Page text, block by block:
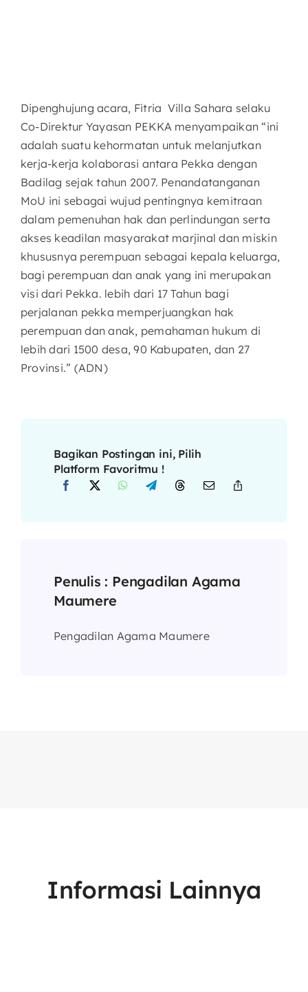
Dipenghujung acara, Fitria Villa Sahara selaku
Co-Direktur Yayasan PEKKA menyampaikan “ini
adalah suatu kehormatan untuk melanjutkan
kerja-kerja kolaborasi antara Pekka dengan
Badilag sejak tahun 2007. Penandatanganan
MoU ini sebagai wujud pentingnya kemitraan
dalam pemenuhan hak dan perlindungan serta
akses keadilan masyarakat marjinal dan miskin
khususnya perempuan sebagai kepala keluarga,
bagi perempuan dan anak yang ini merupakan
visi dari Pekka. lebih dari 17 Tahun bagi
perjalanan pekka memperjuangkan hak
perempuan dan anak, pemahaman hukum di
lebih dari 1500 desa, 90 Kabupaten, dan 27
Provinsi.” (ADN)
Bagikan Postingan ini, Pilih
Platform Favoritmu !
Penulis : Pengadilan Agama
Maumere
Pengadilan Agama Maumere
Informasi Lainnya